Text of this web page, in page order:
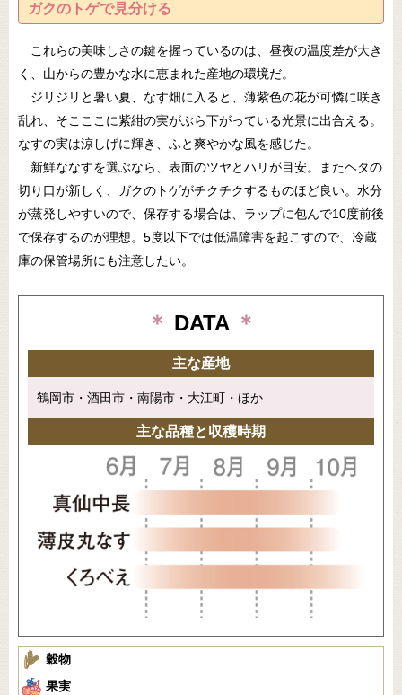
ガクのトゲで見分ける
これらの美味しさの鍵を握っているのは、昼夜の温度差が大き
く、山からの豊かな水に恵まれた産地の環境だ。
ジリジリと暑い夏、なす畑に入ると、薄紫色の花が可憐に咲き
乱れ、そこここに紫紺の実がぶら下がっている光景に出合える。
なすの実は涼しげに輝き、ふと爽やかな風を感じた。
新鮮ななすを選ぶなら、表面のツヤとハリが目安。またヘタの
切り口が新しく、ガクのトゲがチクチクするものほど良い。水分
が蒸発しやすいので、保存する場合は、ラップに包んで10度前後
で保存するのが理想。5度以下では低温障害を起こすので、冷蔵
庫の保管場所にも注意したい。
＊ DATA ＊
主な産地
鶴岡市・酒田市・南陽市・大江町・ほか
主な品種と収穫時期
穀物
果実